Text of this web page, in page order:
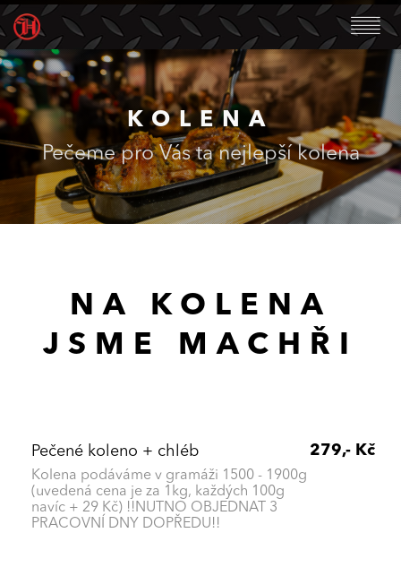
KOLENA
Pečeme pro Vás ta nejlepší kolena
NA KOLENA
JSME MACHŘI
Pečené koleno + chléb
Kolena podáváme v gramáži 1500 - 1900g
(uvedená cena je za 1kg, každých 100g
navíc + 29 Kč) !!NUTNO OBJEDNAT 3
PRACOVNÍ DNY DOPŘEDU!!
279,- Kč